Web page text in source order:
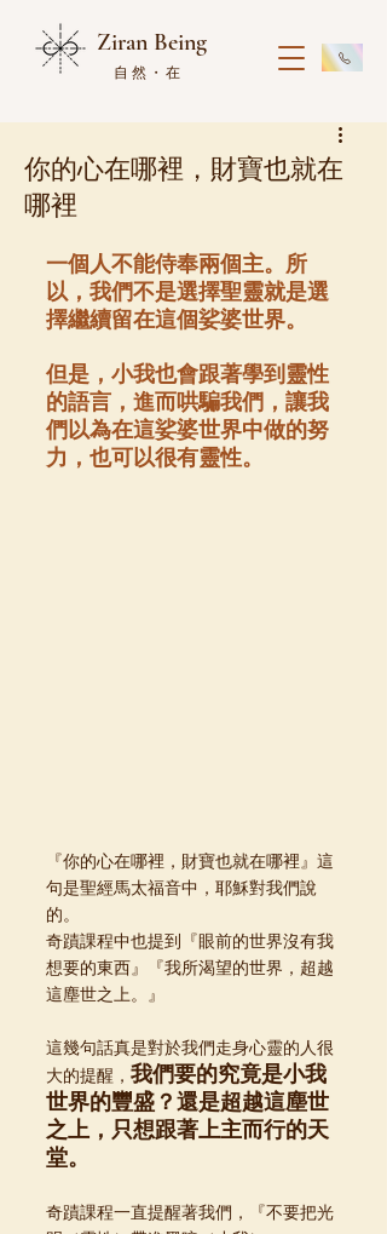
Ziran Being
自然・在
你的心在哪裡，財寶也就在
哪裡
一個人不能侍奉兩個主。所
以，我們不是選擇聖靈就是選
擇繼續留在這個娑婆世界。
但是，小我也會跟著學到靈性
的語言，進而哄騙我們，讓我
們以為在這娑婆世界中做的努
力，也可以很有靈性。
『你的心在哪裡，財寶也就在哪裡』這
句是聖經馬太福音中，耶穌對我們說
的。
奇蹟課程中也提到『眼前的世界沒有我
想要的東西』『我所渴望的世界，超越
這塵世之上。』
這幾句話真是對於我們走身心靈的人很
大的提醒， 我們要的究竟是小我
世界的豐盛？還是超越這塵世
之上，只想跟著上主而行的天
堂。
奇蹟課程一直提醒著我們，『不要把光